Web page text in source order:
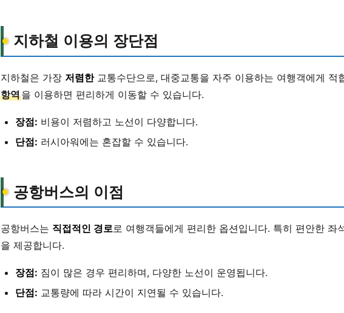
지하철 이용의 장단점
지하철은 가장 저렴한교통수단으로, 대중교통을 자주 이용하는 여행객에게 적
항역을 이용하면 편리하게 이동할 수 있습니다.
장점: 비용이 저렴하고 노선이 다양합니다.
단점: 러시아워에는 혼잡할 수 있습니다.
공항버스의 이점
공항버스는 직접적인 경로로 여행객들에게 편리한 옵션입니다. 특히 편안한 좌
을 제공합니다.
장점: 짐이 많은 경우 편리하며, 다양한 노선이 운영됩니다.
단점: 교통량에 따라 시간이 지연될 수 있습니다.